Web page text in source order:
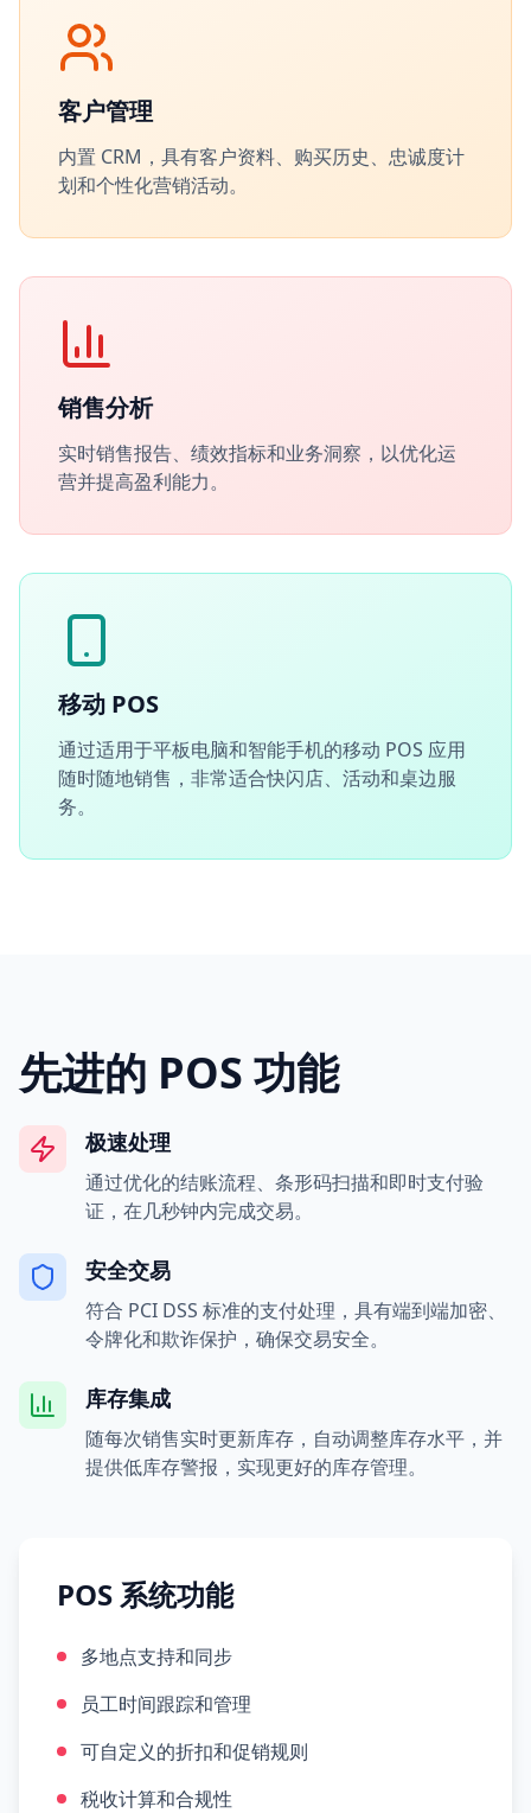
客户管理
内置 CRM，具有客户资料、购买历史、忠诚度计
划和个性化营销活动。
销售分析
实时销售报告、绩效指标和业务洞察，以优化运
营并提高盈利能力。
移动 POS
通过适用于平板电脑和智能手机的移动 POS 应用
随时随地销售，非常适合快闪店、活动和桌边服
务。
先进的 POS 功能
极速处理
通过优化的结账流程、条形码扫描和即时支付验
证，在几秒钟内完成交易。
安全交易
符合 PCI DSS 标准的支付处理，具有端到端加密、
令牌化和欺诈保护，确保交易安全。
库存集成
随每次销售实时更新库存，自动调整库存水平，并
提供低库存警报，实现更好的库存管理。
POS 系统功能
多地点支持和同步
员工时间跟踪和管理
可自定义的折扣和促销规则
税收计算和合规性